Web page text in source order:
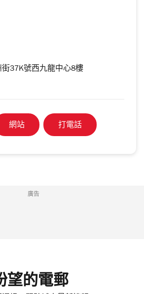
37K號西九龍中心8樓
網站 打電話
廣告
望的電郵